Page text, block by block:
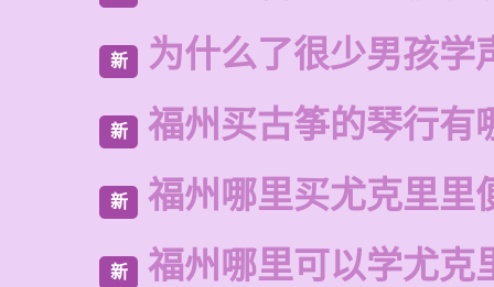
新 为什么了很少男孩学
新 福州买古筝的琴行有
新 福州哪里买尤克里里
新 福州哪里可以学尤克